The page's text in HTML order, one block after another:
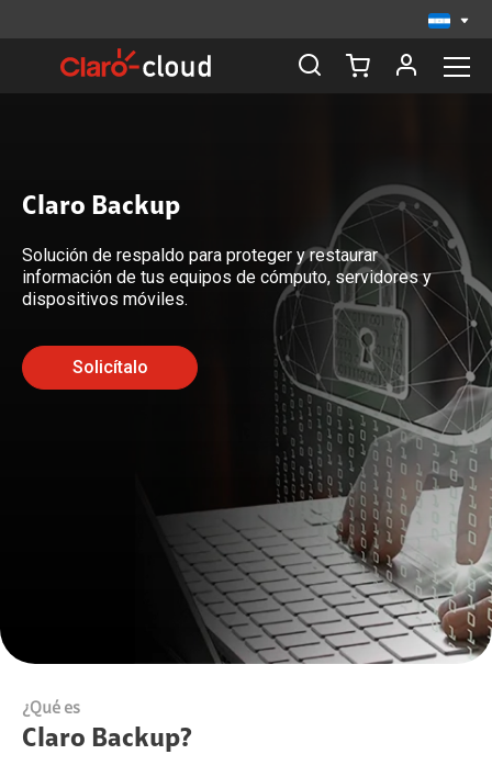
Claro Backup
Solución de respaldo para proteger y restaurar
información de tus equipos de cómputo, servidores y
dispositivos móviles.
Solicítalo
¿Qué es
Claro Backup?